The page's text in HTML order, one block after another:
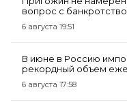
вопрос с
6 августа 19:51
В июне в Россию
рекордный объем
6 августа 17:58